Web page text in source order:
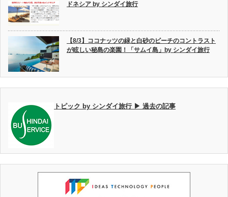
ドネシア by シンダイ旅行
【8/3】ココナッツの緑と白砂のビーチのコントラスト
が眩しい秘島の楽園！「サムイ島」by シンダイ旅行
トピック by シンダイ旅行 ▶ 過去の記事